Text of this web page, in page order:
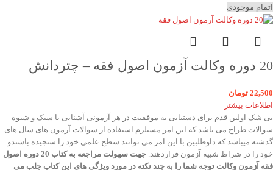
اتمام موجودی
20 دوره وکالت آزمون اصول فقه – چتردانش
22,500 تومان
اطلاعات بیشتر
بی شک اولین قدم برای دستیابی به موفقیت در هر آزمونی آشنایی با سبک و شیوه
سوالات طراح می باشد که این امر مستلزم استفاده از سوالات آزمون های سال های
گذشته میباشد که داوطلبین با این امر می توانند سطح علمی خود را سنجیده باشندو
خود را در شراط شبیه آزمون قراردهند.
جهت سهولت مراجعه به کتاب 20 دوره اصول
فقه آزمون وکالت توجه شما را به چند نکته در مورد ویژگی های این کتاب جلب می